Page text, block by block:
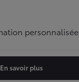
personnalisée
En savoir plus